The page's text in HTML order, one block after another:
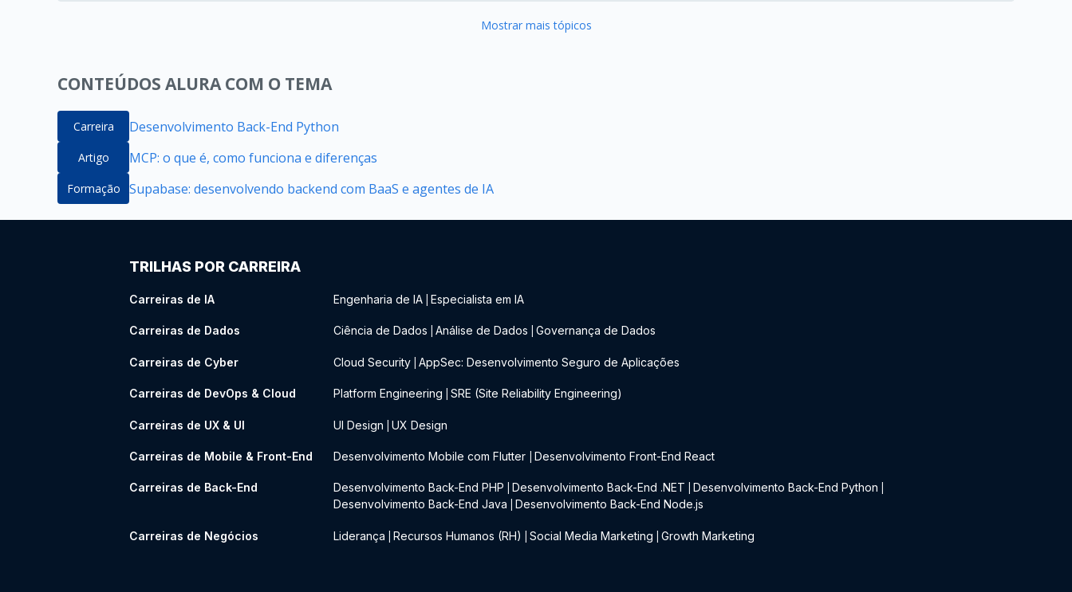
Mostrar mais tópicos
CONTEÚDOS ALURA COM O TEMA
Carreira Desenvolvimento Back-End Python
Artigo MCP: o que é, como funciona e diferenças
Formação Supabase: desenvolvendo backend com BaaS e agentes de IA
TRILHAS POR CARREIRA
Carreiras de IA Engenharia de IA Especialista em IA
Carreiras de Dados Ciência de Dados Análise de Dados Governança de Dados
Carreiras de Cyber Cloud Security AppSec: Desenvolvimento Seguro de Aplicações
Carreiras de DevOps & Cloud Platform Engineering SRE (Site Reliability Engineering)
Carreiras de UX & UI UI Design UX Design
Carreiras de Mobile & Front-End Desenvolvimento Mobile com Flutter Desenvolvimento Front-End React
Carreiras de Back-End Desenvolvimento Back-End PHP Desenvolvimento Back-End .NET Desenvolvimento Back-End Python
Desenvolvimento Back-End Java Desenvolvimento Back-End Node.js
Carreiras de Negócios Liderança Recursos Humanos (RH) Social Media Marketing Growth Marketing